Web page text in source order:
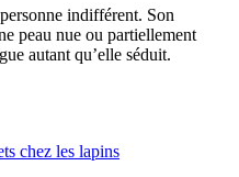
indifférent. Son
peau nue ou partiellement
autant qu’elle séduit.
chez les lapins